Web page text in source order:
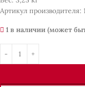
Артикул производителя:
1 в наличии (может